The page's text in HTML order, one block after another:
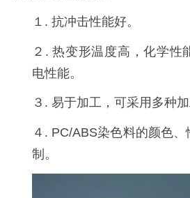
１. 抗冲击性能好。
２. 热变形温度高，化学性
电性能。
３. 易于加工，可采用多种加
４. PC/ABS染色料的颜色
制。